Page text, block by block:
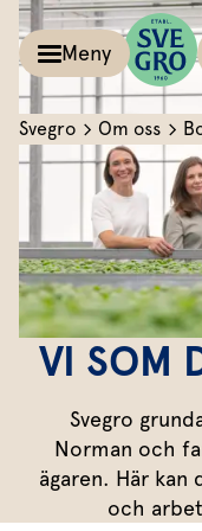
Meny
Recept
Örter &
Sallat
Inspiration
Vårt
Växthus
Vårt ansvar
Om oss
Kalla såser &
Pesto
Röror
Kalla såser
Dipp
Dressingar
Svegro Om oss
VI SOM
Svegro
Norman och
ägaren. Här kan
och